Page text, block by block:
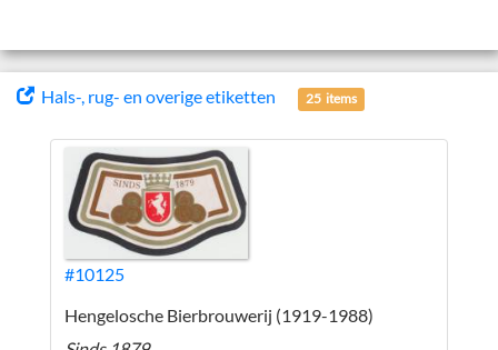
Hals-, rug- en overige etiketten 25 items
#10125
Hengelosche Bierbrouwerij (1919-1988)